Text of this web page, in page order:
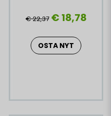
€ 22,37 € 18,78
OSTA NYT